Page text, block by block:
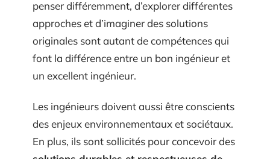
penser différemment, d’explorer différentes
approches et d’imaginer des solutions
originales sont autant de compétences qui
font la différence entre un bon ingénieur et
un excellent ingénieur.
Les ingénieurs doivent aussi être conscients
des enjeux environnementaux et sociétaux.
En plus, ils sont sollicités pour concevoir des